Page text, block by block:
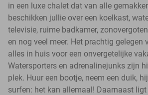
in een luxe chalet dat van alle
beschikken jullie over een koelkast,
televisie, ruime badkamer,
en nog veel meer. Het prachtig gelegen
alles in huis voor een onvergetelijke
Watersporters en adrenalinejunks zijn
plek. Huur een bootje, neem een duik,
surfen: het kan allemaal! Daarnaast